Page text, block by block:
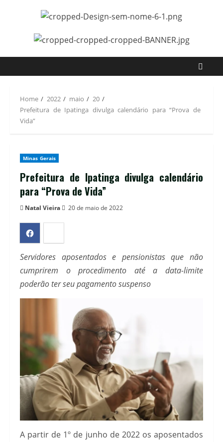
Home 2022 maio
20
Prefeitura de Ipatinga divulga calendário para “Prova de
Vida”
Minas Gerais
Prefeitura de Ipatinga divulga calendário
para “Prova de Vida”
Natal Vieira 20 de maio de 2022
Servidores aposentados e pensionistas que não
cumprirem o procedimento até a data-limite
poderão ter seu pagamento suspenso
A partir de 1º de junho de 2022 os aposentados